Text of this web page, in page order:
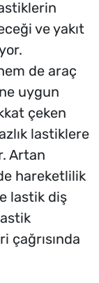
ve yakıt
de araç
uygun
çeken
lastiklere
Artan
hareketlilik
lastik diş
çağrısında